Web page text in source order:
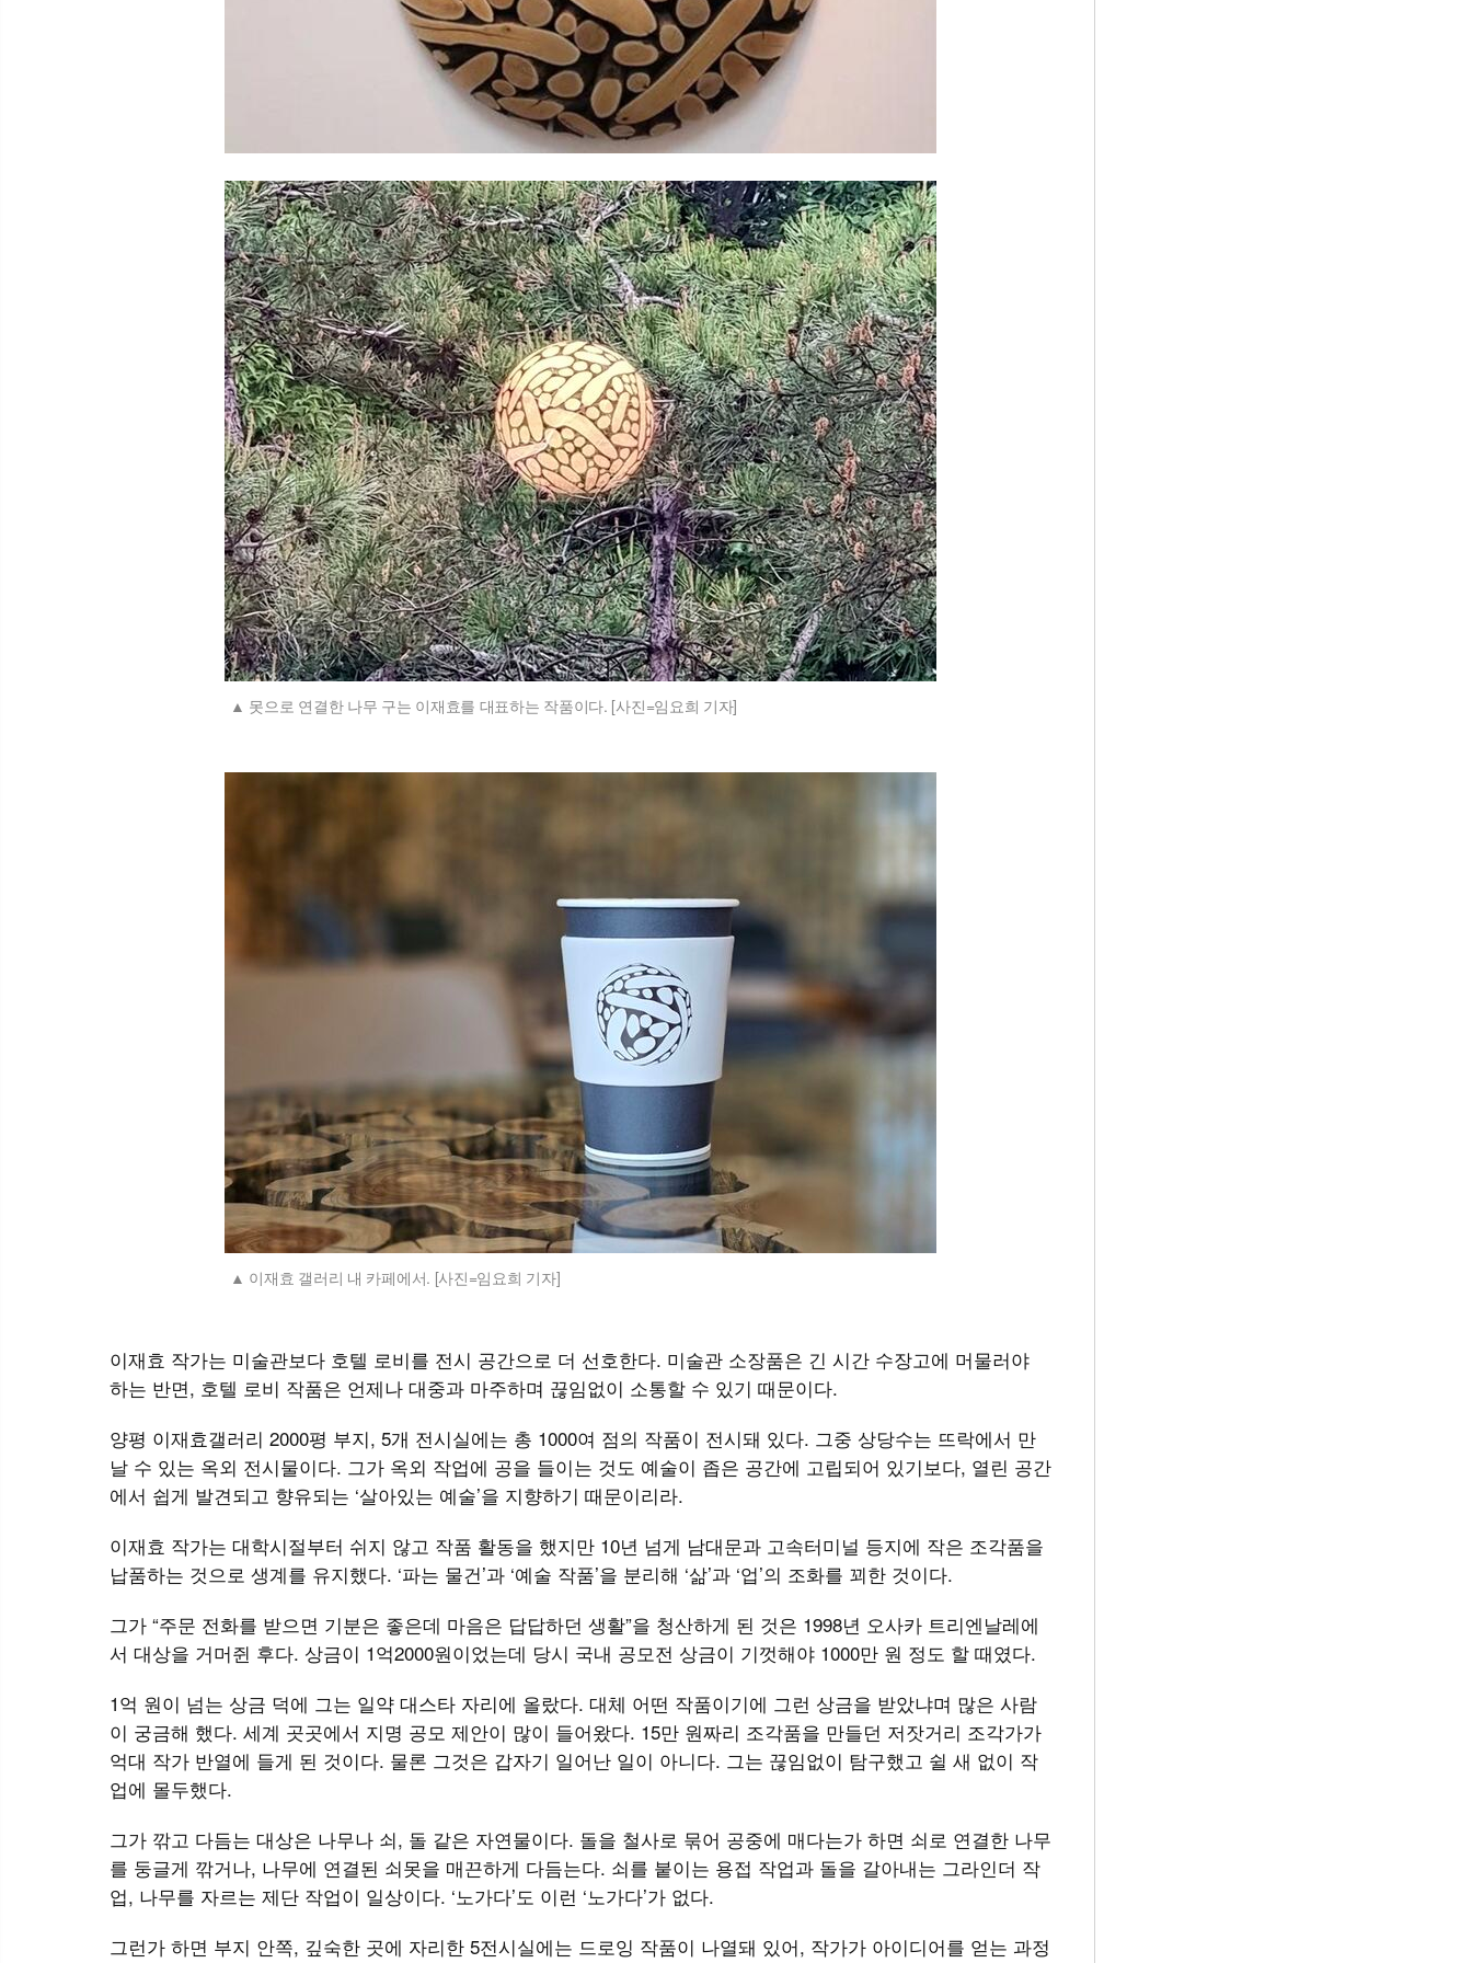
못으로 연결한 나무 구는 이재효를 대표하는 작품이다. [사진=임요희 기자]
이재효 갤러리 내 카페에서. [사진=임요희 기자]
이재효 작가는 미술관보다 호텔 로비를 전시 공간으로 더 선호한다. 미술관 소장품은 긴 시간 수장고에 머물러야
하는 반면, 호텔 로비 작품은 언제나 대중과 마주하며 끊임없이 소통할 수 있기 때문이다.
양평 이재효갤러리 2000평 부지, 5개 전시실에는 총 1000여 점의 작품이 전시돼 있다. 그중 상당수는 뜨락에서 만
날 수 있는 옥외 전시물이다. 그가 옥외 작업에 공을 들이는 것도 예술이 좁은 공간에 고립되어 있기보다, 열린 공간
에서 쉽게 발견되고 향유되는 ‘살아있는 예술’을 지향하기 때문이리라.
이재효 작가는 대학시절부터 쉬지 않고 작품 활동을 했지만 10년 넘게 남대문과 고속터미널 등지에 작은 조각품을
납품하는 것으로 생계를 유지했다. ‘파는 물건’과 ‘예술 작품’을 분리해 ‘삶’과 ‘업’의 조화를 꾀한 것이다.
그가 “주문 전화를 받으면 기분은 좋은데 마음은 답답하던 생활”을 청산하게 된 것은 1998년 오사카 트리엔날레에
서 대상을 거머쥔 후다. 상금이 1억2000원이었는데 당시 국내 공모전 상금이 기껏해야 1000만 원 정도 할 때였다.
1억 원이 넘는 상금 덕에 그는 일약 대스타 자리에 올랐다. 대체 어떤 작품이기에 그런 상금을 받았냐며 많은 사람
이 궁금해 했다. 세계 곳곳에서 지명 공모 제안이 많이 들어왔다. 15만 원짜리 조각품을 만들던 저잣거리 조각가가
억대 작가 반열에 들게 된 것이다. 물론 그것은 갑자기 일어난 일이 아니다. 그는 끊임없이 탐구했고 쉴 새 없이 작
업에 몰두했다.
그가 깎고 다듬는 대상은 나무나 쇠, 돌 같은 자연물이다. 돌을 철사로 묶어 공중에 매다는가 하면 쇠로 연결한 나무
를 둥글게 깎거나, 나무에 연결된 쇠못을 매끈하게 다듬는다. 쇠를 붙이는 용접 작업과 돌을 갈아내는 그라인더 작
업, 나무를 자르는 제단 작업이 일상이다. ‘노가다’도 이런 ‘노가다’가 없다.
그런가 하면 부지 안쪽, 깊숙한 곳에 자리한 5전시실에는 드로잉 작품이 나열돼 있어, 작가가 아이디어를 얻는 과정